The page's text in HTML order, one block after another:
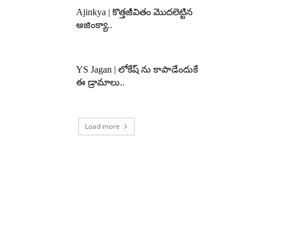
Ajinkya | కొత్తజీవితం మొదలెట్టిన
అజింక్యా..
YS Jagan | లోకేష్ ను కాపాడేందుకే
ఈ డ్రామాలు..
Load more